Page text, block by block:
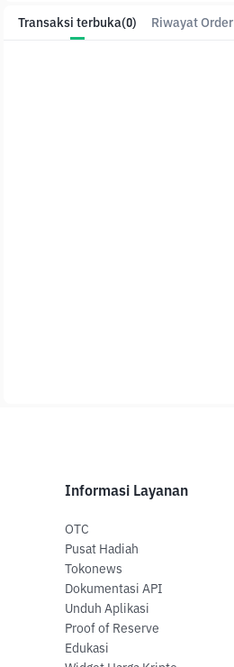
Transaksi terbuka(0) Riwayat Order
Informasi Layanan
OTC
Pusat Hadiah
Tokonews
Dokumentasi API
Unduh Aplikasi
Proof of Reserve
Edukasi